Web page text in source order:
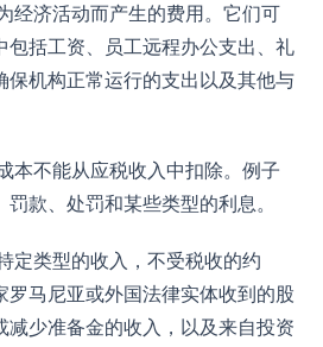
经济活动而产生的费用。它们可
包括工资、员工远程办公支出、礼
保机构正常运行的支出以及其他与
本不能从应税收入中扣除。例子
款、处罚和某些类型的利息。
定类型的收入，不受税收的约
罗马尼亚或外国法律实体收到的股
减少准备金的收入，以及来自投资